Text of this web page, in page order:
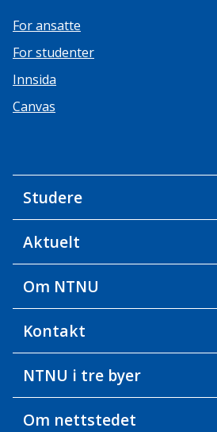
For ansatte
For studenter
Innsida
Canvas
Studere
Aktuelt
Om NTNU
Kontakt
NTNU i tre byer
Om nettstedet